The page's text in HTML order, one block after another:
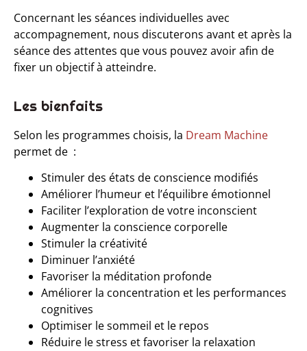
Concernant les séances individuelles avec
accompagnement, nous discuterons avant et après la
séance des attentes que vous pouvez avoir afin de
fixer un objectif à atteindre.
Les bienfaits
Selon les programmes choisis, la Dream Machine
permet de :
Stimuler des états de conscience modifiés
Améliorer l’humeur et l’équilibre émotionnel
Faciliter l’exploration de votre inconscient
Augmenter la conscience corporelle
Stimuler la créativité
Diminuer l’anxiété
Favoriser la méditation profonde
Améliorer la concentration et les performances
cognitives
Optimiser le sommeil et le repos
Réduire le stress et favoriser la relaxation